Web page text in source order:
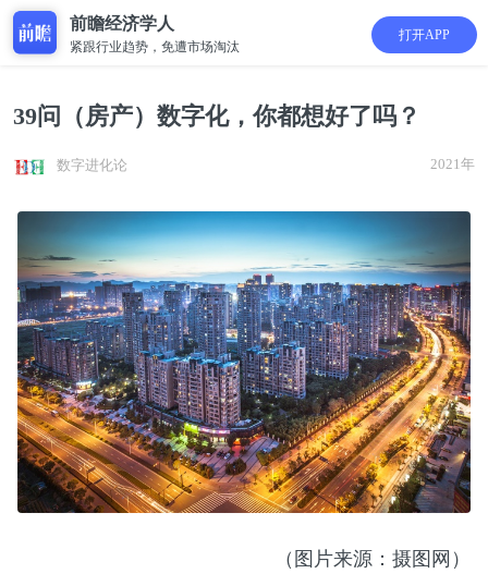
前瞻经济学人
紧跟行业趋势，免遭市场淘汰
打开APP
39问（房产）数字化，你都想好了吗？
数字进化论 2021年
（图片来源：摄图网）